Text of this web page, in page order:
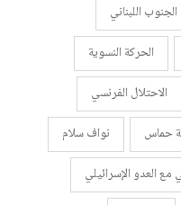
الجنوب اللبناني
الحركة النسوية
الاحتلال الفرنسي
حماس
نواف سلام
مع العدو الإسرائيلي